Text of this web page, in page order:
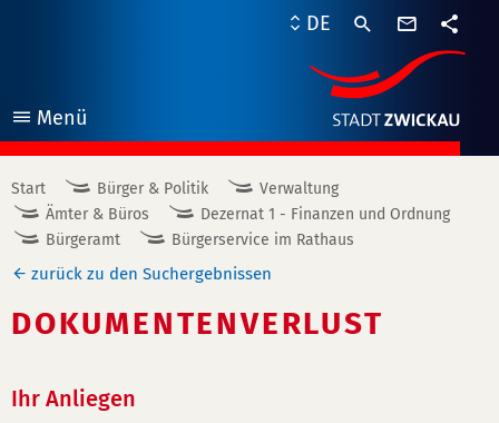
Menü
öffnen
DE
Start Bürger & Politik
Verwaltung
Ämter & Büros
Dezernat 1 - Finanzen und Ordnung
Bürgeramt
Bürgerservice im Rathaus
zurück zu den Suchergebnissen
DOKUMENTENVERLUST
Ihr Anliegen